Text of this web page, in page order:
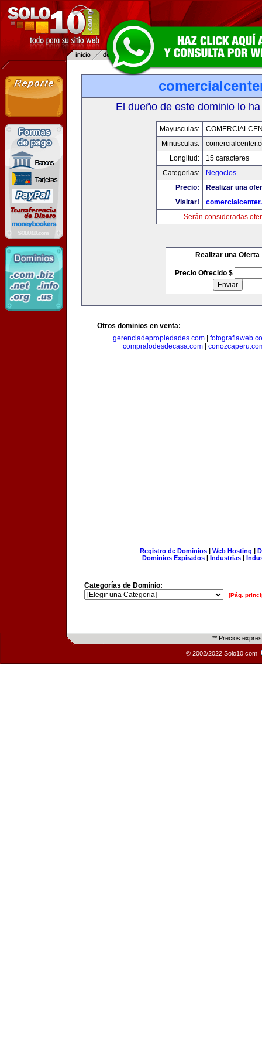
El dueño de este dominio lo
Mayusculas:
Minusculas:
Longitud:
15 caracteres
Categorias:
Negocios
Precio:
Realizar una
Visitar!
Serán consideradas
Realizar una Oferta
Precio Ofrecido $
Otros dominios en venta:
gerenciadepropiedades.com|
compralodesdecasa.com
Registro de Dominios| Web Hosting |
Dominios Expirados | Industrias |
Categorías de Dominio:
[Pág.
** Precios
© 2002/2022 Solo10.com